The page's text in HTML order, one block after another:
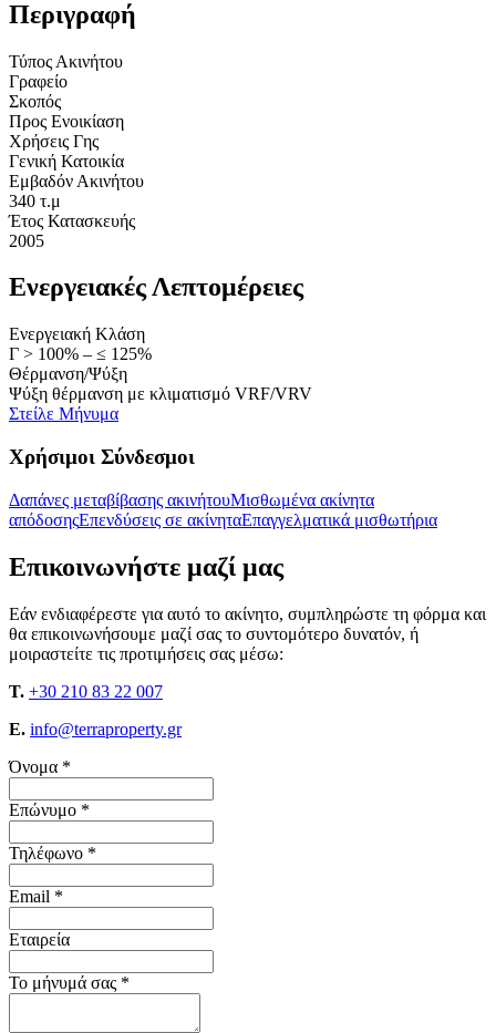
Περιγραφή
Τύπος Ακινήτου
Γραφείο
Σκοπός
Προς Ενοικίαση
Χρήσεις Γης
Γενική Κατοικία
Εμβαδόν Ακινήτου
340 τ.μ
Έτος Κατασκευής
2005
Ενεργειακές Λεπτομέρειες
Ενεργειακή Κλάση
Γ > 100% – ≤ 125%
Θέρμανση/Ψύξη
Ψύξη θέρμανση με κλιματισμό VRF/VRV
Στείλε Μήνυμα
Χρήσιμοι Σύνδεσμοι
Δαπάνες μεταβίβασης ακινήτουΜισθωμένα ακίνητα
απόδοσηςΕπενδύσεις σε ακίνηταΕπαγγελματικά μισθωτήρια
Επικοινωνήστε μαζί μας
Εάν ενδιαφέρεστε για αυτό το ακίνητο, συμπληρώστε τη φόρμα και
θα επικοινωνήσουμε μαζί σας το συντομότερο δυνατόν, ή
μοιραστείτε τις προτιμήσεις σας μέσω:
T. +30 210 83 22 007
E. info@terraproperty.gr
Όνομα *
Επώνυμο *
Τηλέφωνο *
Email *
Εταιρεία
Το μήνυμά σας *